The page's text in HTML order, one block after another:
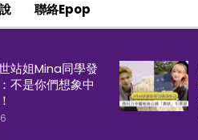
聯絡epop
站姐Mina同學發
不是你們想象中